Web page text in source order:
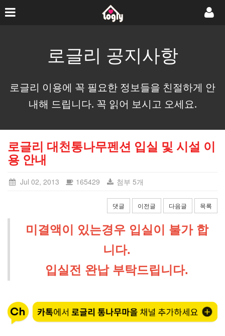
로글리 공지사항
로글리 이용에 꼭 필요한 정보들을 친절하게 안
내해 드립니다. 꼭 읽어 보시고 오세요.
로글리 대천통나무펜션 입실 및 시설 이
용 안내
Jul 02, 2013 165429 첨부 5개
댓글 이전글 다음글 목록
미결액이 있는경우 입실이 불가 합
니다.
입실전 완납 부탁드립니다.